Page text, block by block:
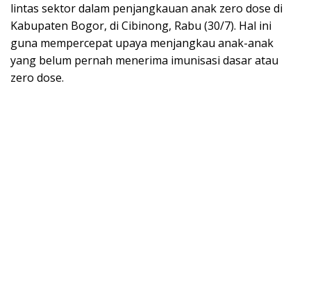
lintas sektor dalam penjangkauan anak zero dose di
Kabupaten Bogor, di Cibinong, Rabu (30/7). Hal ini
guna mempercepat upaya menjangkau anak-anak
yang belum pernah menerima imunisasi dasar atau
zero dose.